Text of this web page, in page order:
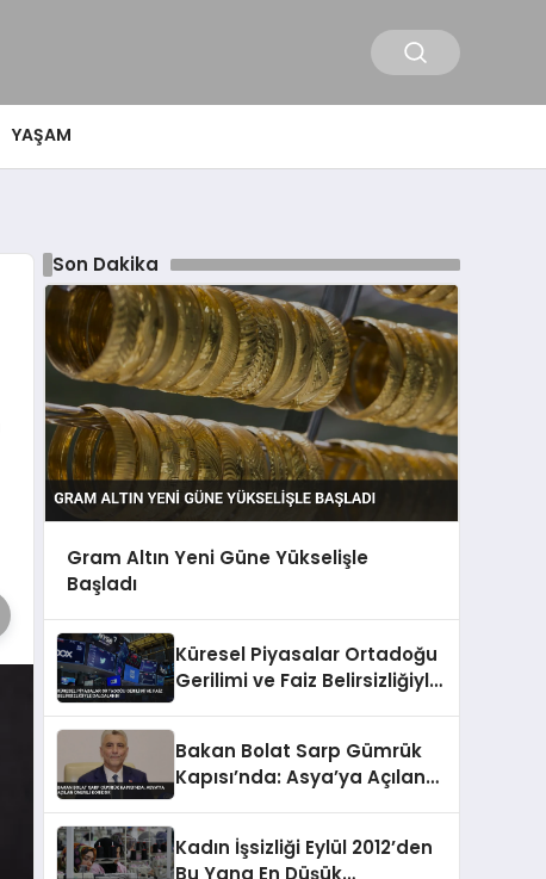
YAŞAM
Son Dakika
Gram Altın Yeni Güne Yükselişle
Başladı
Küresel Piyasalar Ortadoğu
Gerilimi ve Faiz Belirsizliğiyle
Bakan Bolat Sarp Gümrük
Kapısı’nda: Asya’ya Açılan
Kadın İşsizliği Eylül 2012’den
Bu Yana En Düşük